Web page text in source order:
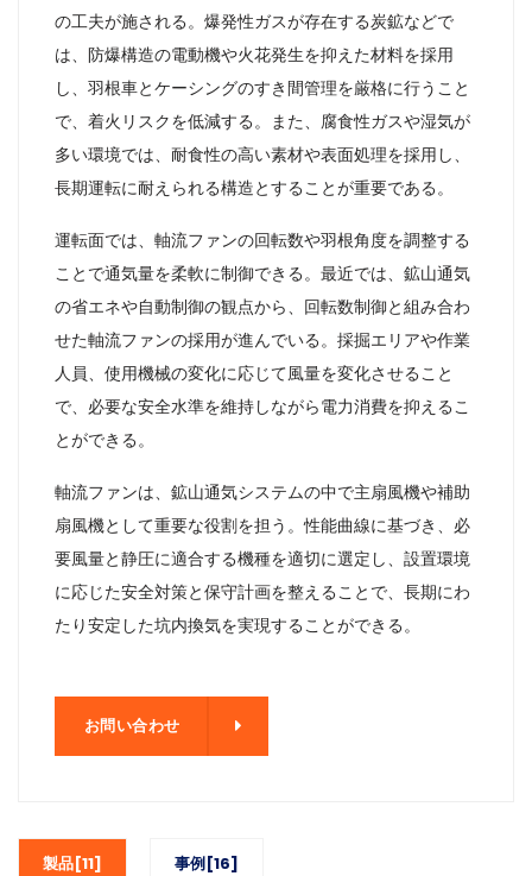
の工夫が施される。爆発性ガスが存在する炭鉱などで
は、防爆構造の電動機や火花発生を抑えた材料を採用
し、羽根車とケーシングのすき間管理を厳格に行うこと
で、着火リスクを低減する。また、腐食性ガスや湿気が
多い環境では、耐食性の高い素材や表面処理を採用し、
長期運転に耐えられる構造とすることが重要である。
運転面では、軸流ファンの回転数や羽根角度を調整する
ことで通気量を柔軟に制御できる。最近では、鉱山通気
の省エネや自動制御の観点から、回転数制御と組み合わ
せた軸流ファンの採用が進んでいる。採掘エリアや作業
人員、使用機械の変化に応じて風量を変化させること
で、必要な安全水準を維持しながら電力消費を抑えるこ
とができる。
軸流ファンは、鉱山通気システムの中で主扇風機や補助
扇風機として重要な役割を担う。性能曲線に基づき、必
要風量と静圧に適合する機種を適切に選定し、設置環境
に応じた安全対策と保守計画を整えることで、長期にわ
たり安定した坑内換気を実現することができる。
お問い合わせ
製品[11] 事例[16]